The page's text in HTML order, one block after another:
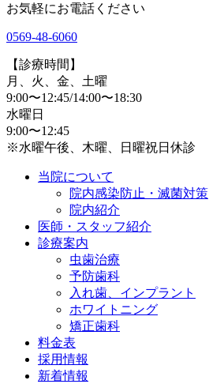
お気軽にお電話ください
0569-48-6060
【診療時間】
月、火、金、土曜
9:00〜12:45/14:00〜18:30
水曜日
9:00〜12:45
※水曜午後、木曜、日曜祝日休診
当院について
院内感染防止・滅菌対策
院内紹介
医師・スタッフ紹介
診療案内
虫歯治療
予防歯科
入れ歯、インプラント
ホワイトニング
矯正歯科
料金表
採用情報
新着情報